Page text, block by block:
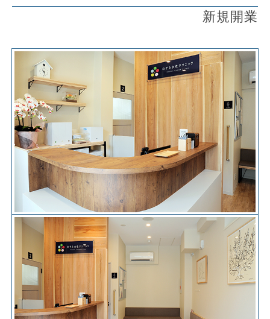
新規開業